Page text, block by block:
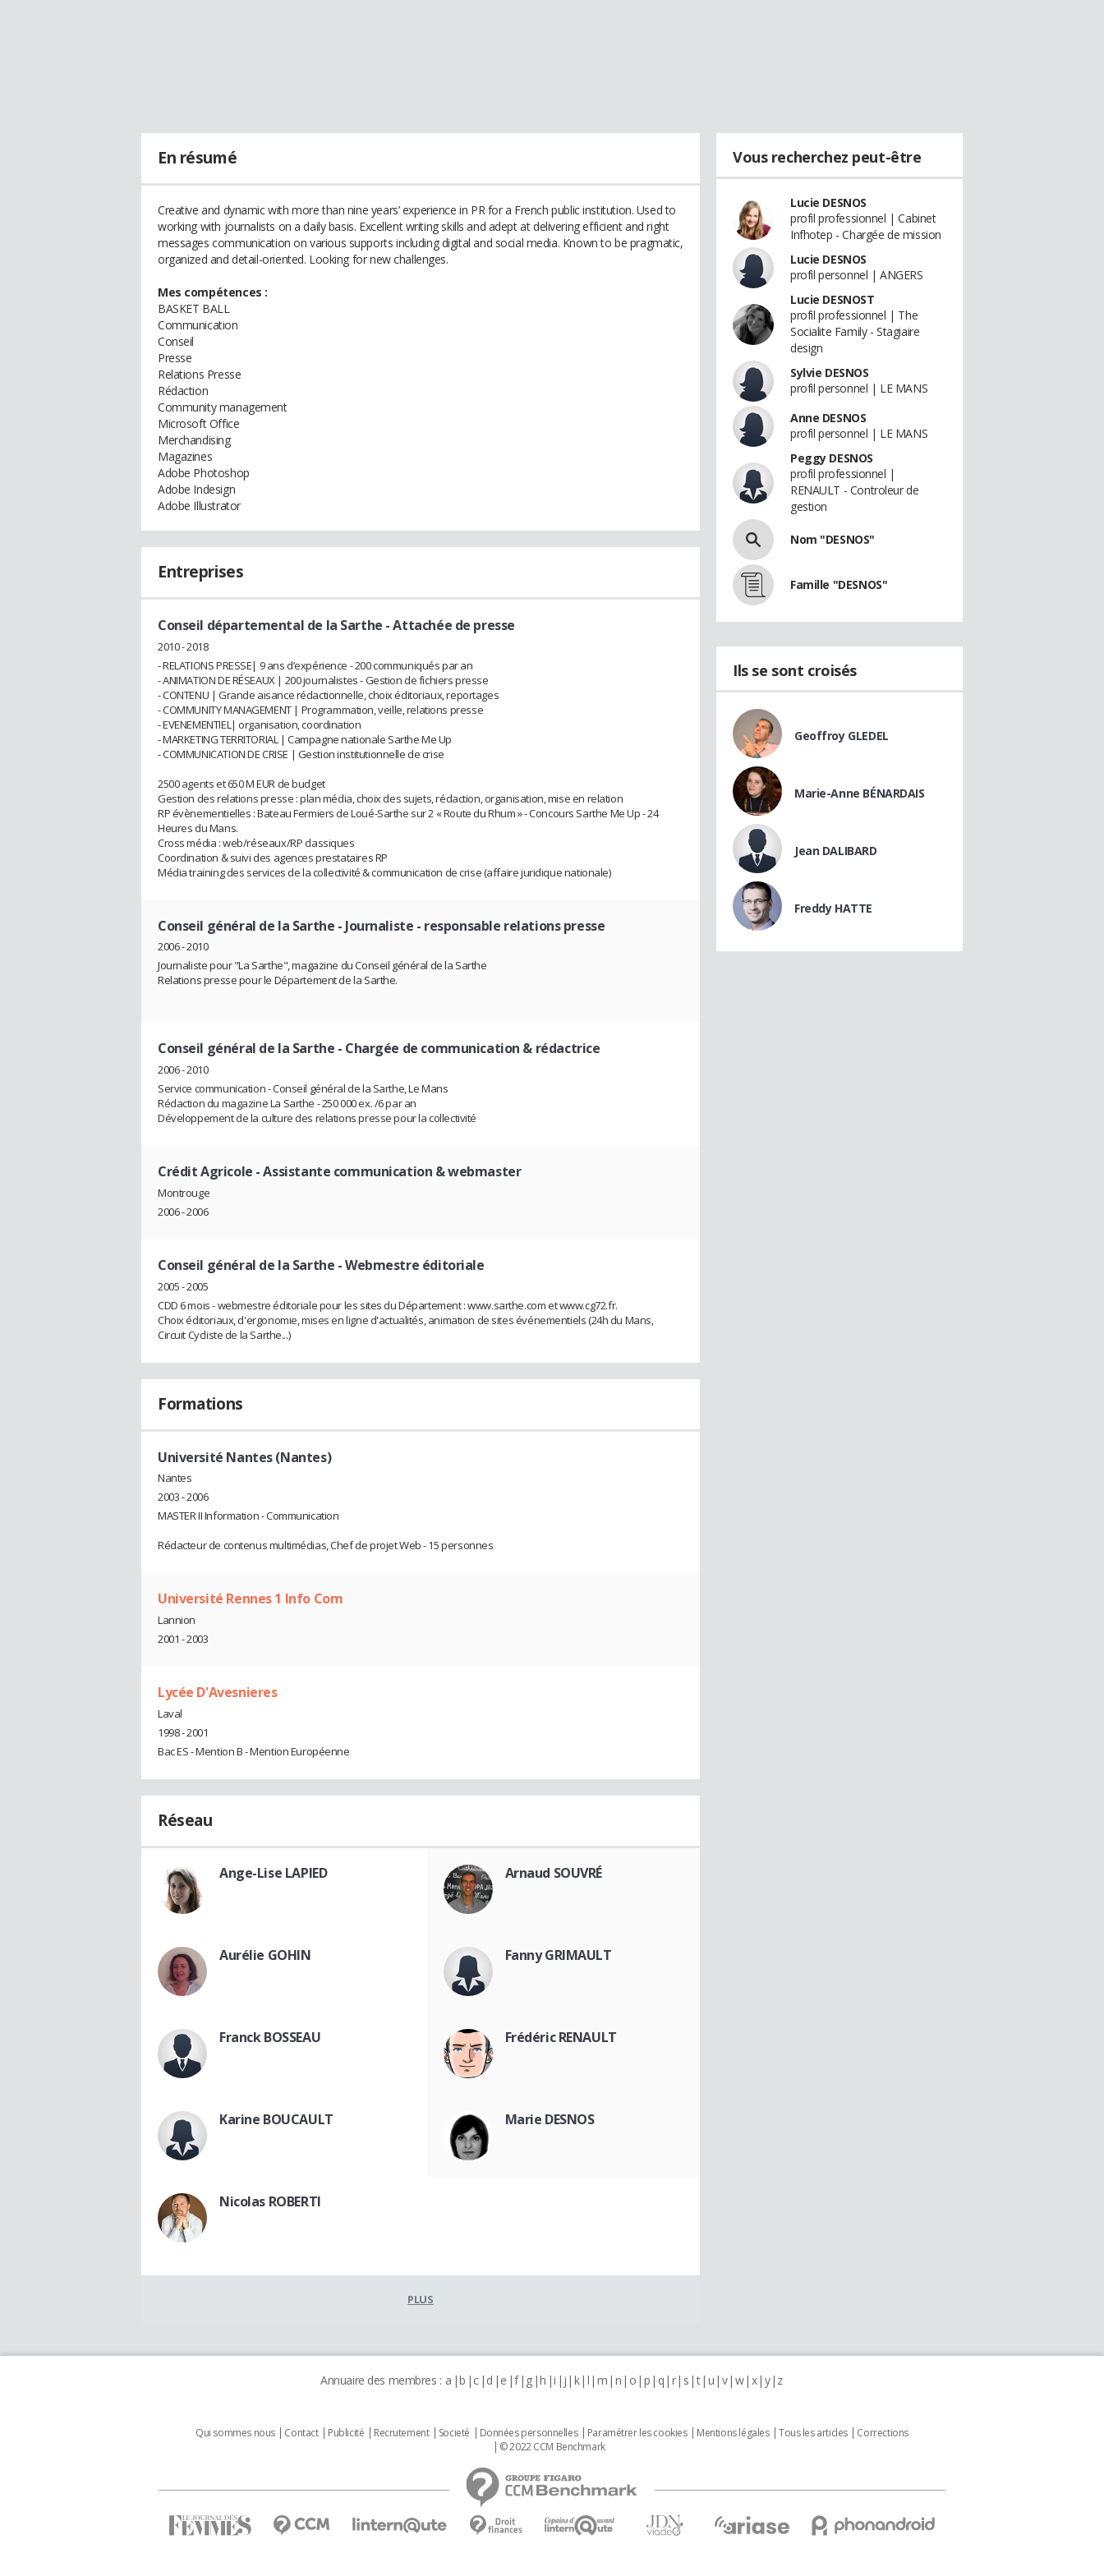
En résumé
Creative and dynamic with more than nine years’ experience in PR for a French public institution. Used to
working with journalists on a daily basis. Excellent writing skills and adept at delivering efficient and right
messages communication on various supports including digital and social media. Known to be pragmatic,
organized and detail-oriented. Looking for new challenges.
Mes compétences :
BASKET BALL
Communication
Conseil
Presse
Relations Presse
Rédaction
Community management
Microsoft Office
Merchandising
Magazines
Adobe Photoshop
Adobe Indesign
Adobe Illustrator
Entreprises
Conseil départemental de la Sarthe - Attachée de presse
2010 - 2018
- RELATIONS PRESSE| 9 ans d’expérience - 200 communiqués par an
- ANIMATION DE RÉSEAUX | 200 journalistes - Gestion de fichiers presse
- CONTENU | Grande aisance rédactionnelle, choix éditoriaux, reportages
- COMMUNITY MANAGEMENT | Programmation, veille, relations presse
- EVENEMENTIEL| organisation, coordination
- MARKETING TERRITORIAL | Campagne nationale Sarthe Me Up
- COMMUNICATION DE CRISE | Gestion institutionnelle de crise
2500 agents et 650 M EUR de budget
Gestion des relations presse : plan média, choix des sujets, rédaction, organisation, mise en relation
RP évènementielles : Bateau Fermiers de Loué-Sarthe sur 2 « Route du Rhum » - Concours Sarthe Me Up - 24
Heures du Mans.
Cross média : web/réseaux/RP classiques
Coordination & suivi des agences prestataires RP
Média training des services de la collectivité & communication de crise (affaire juridique nationale)
Conseil général de la Sarthe - Journaliste - responsable relations presse
2006 - 2010
Journaliste pour "La Sarthe", magazine du Conseil général de la Sarthe
Relations presse pour le Département de la Sarthe.
Conseil général de la Sarthe - Chargée de communication & rédactrice
2006 - 2010
Service communication - Conseil général de la Sarthe, Le Mans
Rédaction du magazine La Sarthe - 250 000 ex. /6 par an
Développement de la culture des relations presse pour la collectivité
Crédit Agricole - Assistante communication & webmaster
Montrouge
2006 - 2006
Conseil général de la Sarthe - Webmestre éditoriale
2005 - 2005
CDD 6 mois - webmestre éditoriale pour les sites du Département : www.sarthe.com et www.cg72.fr.
Choix éditoriaux, d'ergonomie, mises en ligne d'actualités, animation de sites événementiels (24h du Mans,
Circuit Cycliste de la Sarthe...)
Formations
Université Nantes (Nantes)
Nantes
2003 - 2006
MASTER II Information - Communication
Rédacteur de contenus multimédias, Chef de projet Web - 15 personnes
Université Rennes 1 Info Com
Lannion
2001 - 2003
Lycée D'Avesnieres
Laval
1998 - 2001
Bac ES - Mention B - Mention Européenne
Réseau
Ange-Lise LAPIED Arnaud SOUVRÉ
Aurélie GOHIN Fanny GRIMAULT
Franck BOSSEAU Frédéric RENAULT
Karine BOUCAULT Marie DESNOS
Nicolas ROBERTI
PLUS
Vous recherchez peut-être
Lucie DESNOS
profil professionnel | Cabinet
Infhotep - Chargée de mission
Lucie DESNOS
profil personnel | ANGERS
Lucie DESNOST
profil professionnel | The
Socialite Family - Stagiaire
design
Sylvie DESNOS
profil personnel | LE MANS
Anne DESNOS
profil personnel | LE MANS
Peggy DESNOS
profil professionnel |
RENAULT - Controleur de
gestion
Nom "DESNOS"
Famille "DESNOS"
Ils se sont croisés
Geoffroy GLEDEL
Marie-Anne BÉNARDAIS
Jean DALIBARD
Freddy HATTE
Annuaire des membres : a b c d e f g h i j k l m n o p q r s t u v w x y z
Qui sommes nous Contact Publicité Recrutement Societé Données personnelles Paramétrer les cookies Mentions légales Tous les articles
Corrections
© 2022 CCM Benchmark